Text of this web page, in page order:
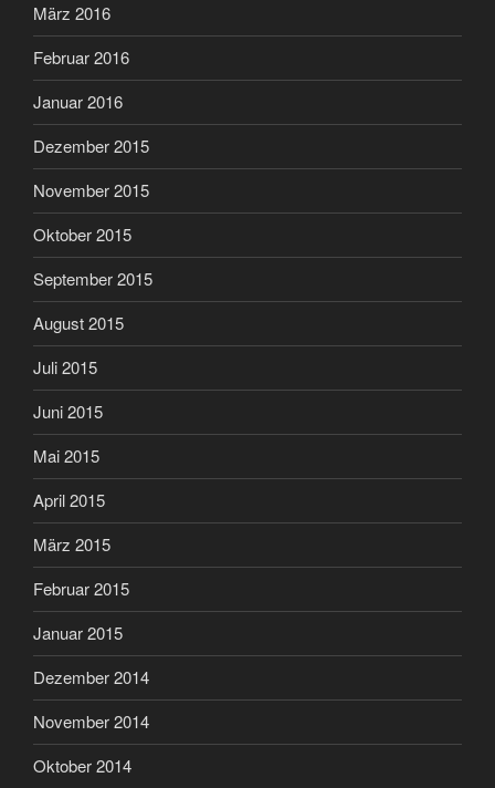
März 2016
Februar 2016
Januar 2016
Dezember 2015
November 2015
Oktober 2015
September 2015
August 2015
Juli 2015
Juni 2015
Mai 2015
April 2015
März 2015
Februar 2015
Januar 2015
Dezember 2014
November 2014
Oktober 2014